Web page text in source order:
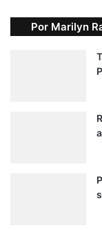
Por Marilyn